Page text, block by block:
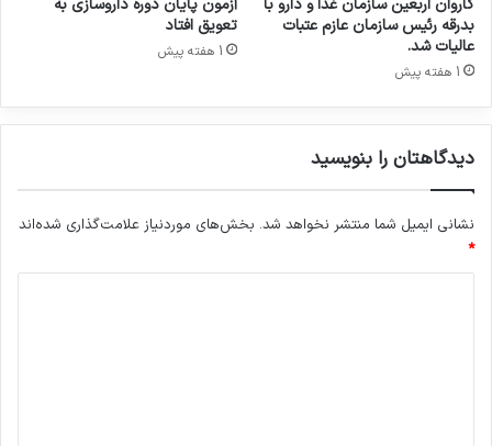
ی
ب
ا
بدرقه رئیس سازمان عازم عتبات
عالیات شد.
1 هفته پیش
تعویق افتاد
1 هفته پیش
دیدگاهتان را بنویسید
نشانی ایمیل شما منتشر نخواهد شد. بخش‌های موردنیاز علامت‌گذاری شده‌اند
*